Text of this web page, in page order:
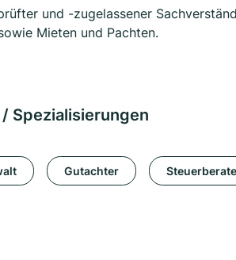
und -zugelassener
Mieten und Pachten.
Spezialisierungen
Gutachter